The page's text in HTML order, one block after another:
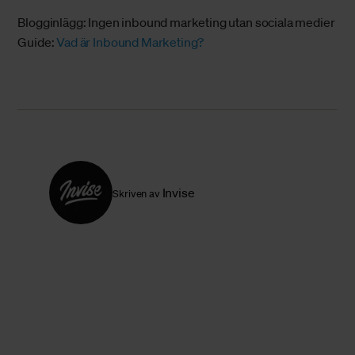
Blogginlägg: Ingen inbound marketing utan sociala medier
Guide:Vad är Inbound Marketing?
Skriven av Invise